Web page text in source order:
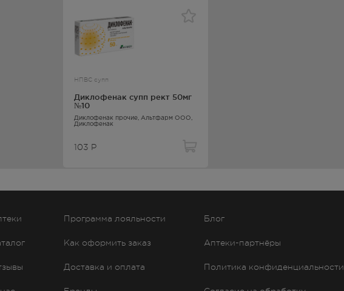
двигательного аппарата, в т.ч. ревматоидный, ювенильный,
воспалительные процессы в малом тазу (в т.ч. аднексит);
боль, тошнота, рвота, диарея, диспепсия, метеоризм,
аминотрансфераз в сыворотке крови; редко - гастрит,
диарея с примесью крови, язвы желудка и кишечника (с или
или болезни Крона), запоры, панкреатит, молниеносный гепатит,
НПВС супп
Диклофенак супп рект 50мг
№10
Диклофенак прочие , Альтфарм ООО,
Диклофенак
103 Р
Программа лояльности
Как оформить заказ
Доставка и оплата
Блог
Аптеки-партнёры
Политика конфиденциальности